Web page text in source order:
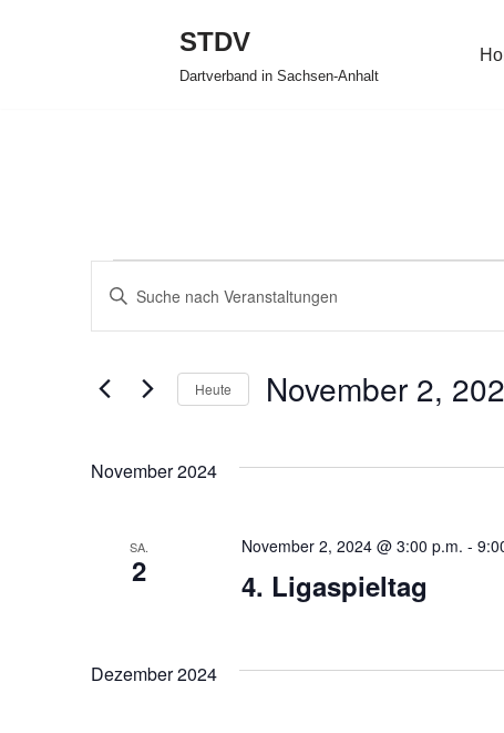
STDV
Dartverband in Sachsen-Anhalt
Veranstaltungen
Suche
Ansichten,
Bitte
Suche
Schlüsselwort.
Heute November 2,
November 2024
SA.
2 4. Ligaspieltag
November 2, 2024 @ 3:00 p.m. -
Dezember 2024